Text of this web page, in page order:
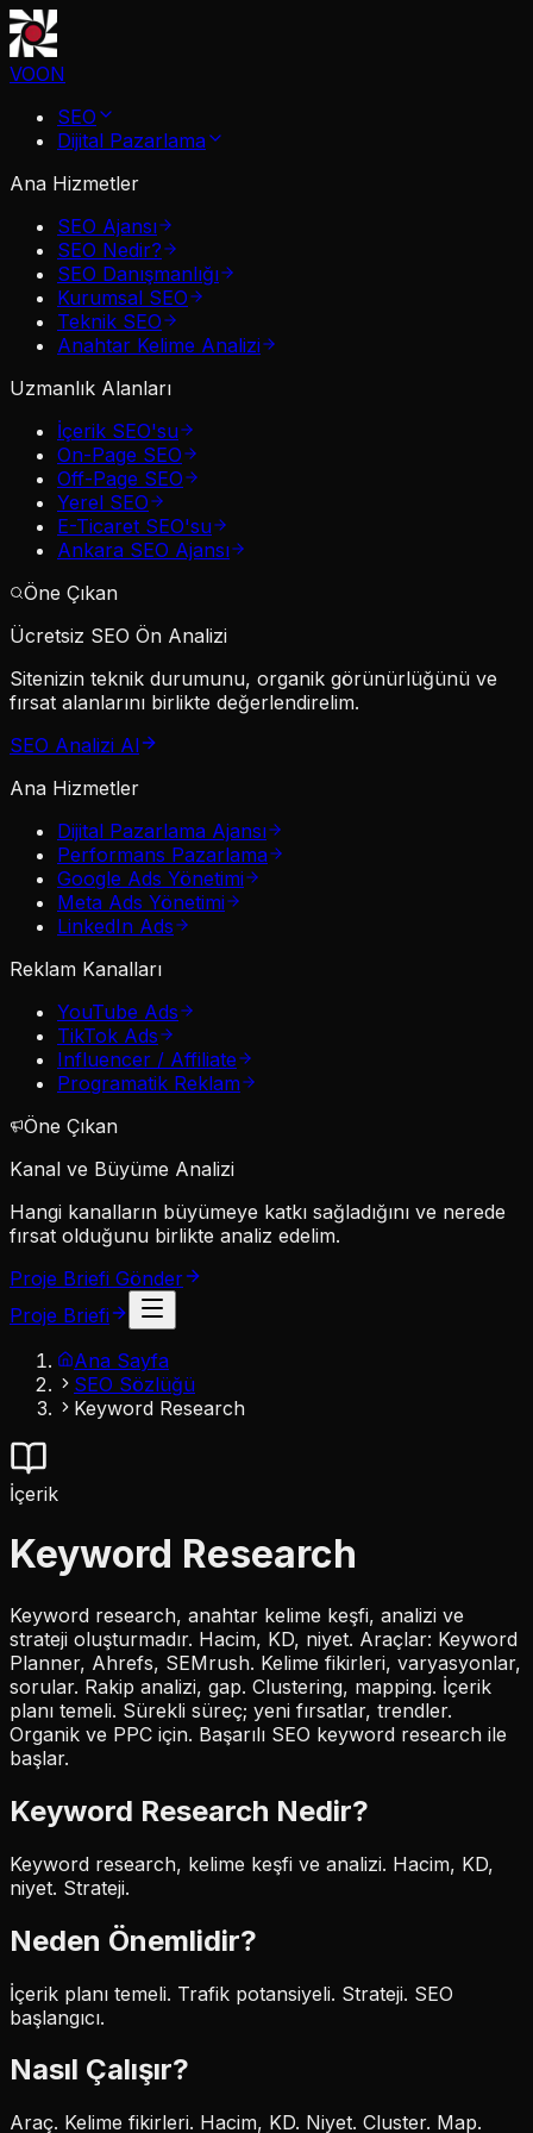
VOON
SEO
Dijital Pazarlama
Ana Hizmetler
SEO Ajansı
SEO Nedir?
SEO Danışmanlığı
Kurumsal SEO
Teknik SEO
Anahtar Kelime Analizi
Uzmanlık Alanları
İçerik SEO'su
On-Page SEO
Off-Page SEO
Yerel SEO
E-Ticaret SEO'su
Ankara SEO Ajansı
Öne Çıkan
Ücretsiz SEO Ön Analizi
Sitenizin teknik durumunu, organik görünürlüğünü ve
fırsat alanlarını birlikte değerlendirelim.
SEO Analizi Al
Ana Hizmetler
Dijital Pazarlama Ajansı
Performans Pazarlama
Google Ads Yönetimi
Meta Ads Yönetimi
LinkedIn Ads
Reklam Kanalları
YouTube Ads
TikTok Ads
Influencer / Affiliate
Programatik Reklam
Öne Çıkan
Kanal ve Büyüme Analizi
Hangi kanalların büyümeye katkı sağladığını ve nerede
fırsat olduğunu birlikte analiz edelim.
Proje Briefi Gönder
Proje Briefi
Ana Sayfa
SEO Sözlüğü
Keyword Research
İçerik
Keyword Research
Keyword research, anahtar kelime keşfi, analizi ve
strateji oluşturmadır. Hacim, KD, niyet. Araçlar: Keyword
Planner, Ahrefs, SEMrush. Kelime fikirleri, varyasyonlar,
sorular. Rakip analizi, gap. Clustering, mapping. İçerik
planı temeli. Sürekli süreç; yeni fırsatlar, trendler.
Organik ve PPC için. Başarılı SEO keyword research ile
başlar.
Keyword Research Nedir?
Keyword research, kelime keşfi ve analizi. Hacim, KD,
niyet. Strateji.
Neden Önemlidir?
İçerik planı temeli. Trafik potansiyeli. Strateji. SEO
başlangıcı.
Nasıl Çalışır?
Araç. Kelime fikirleri. Hacim, KD. Niyet. Cluster. Map.